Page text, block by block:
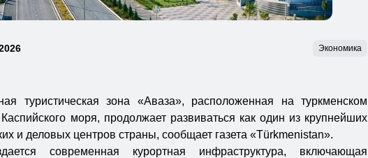
Экономика
туристическая зона «Аваза», расположенная на туркменском
моря, продолжает развиваться как один из крупнейших
и деловых центров страны, сообщает газета «Türkmenistan».
современная курортная инфраструктура, включающая